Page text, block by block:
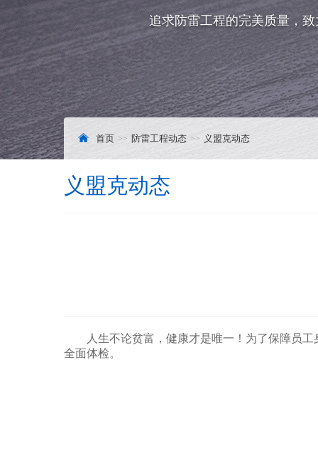
追求防雷工程的完美质量，
首页 防雷工程动态 义盟克动态
义盟克动态
人生不论贫富，健康才是唯一！为了保障员
全面体检。